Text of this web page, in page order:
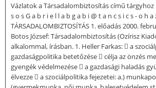
Vázlatok a Társadalombiztosítás című tárgyhoz
s o s G a b r i e l l a b g a b i @ t a n c s i c s - o h
TÁRSADALOMBIZTOSÍTÁS 1. előadás 2000.
Botos József: Társadalombiztosítás (Ozírisz
alkalommal, írásban. 1. Heller Farkas:  a
gazdaságpolitika betetőzése  célja az önzés
gyengék védelmezése  a gazdasági haladás
élvezze  a szociálpolitika fejezetei: a.)